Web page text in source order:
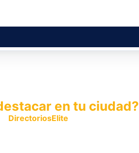
en tu ciudad?
DirectoriosElite